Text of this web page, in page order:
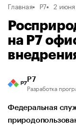
Главная Р7 2
на Р7
Р7
Разработка
Федеральная